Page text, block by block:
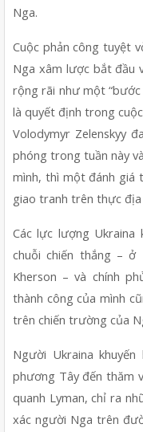
Nga.
Cuộc phản công tuyệt
Nga xâm lược bắt đầu
rộng rãi như một
là quyết định trong
Volodymyr Zelenskyy
phóng trong tuần này
mình, thì một đánh giá
giao tranh trên thực địa
Các lực lượng
chuỗi chiến thắng – ở
Kherson – và chính
thành công của mình
trên chiến trường của
Người Ukraina
phương Tây đến thăm
quanh Lyman, chỉ ra
xác người Nga trên